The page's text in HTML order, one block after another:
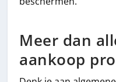
Meer dan
aankoop